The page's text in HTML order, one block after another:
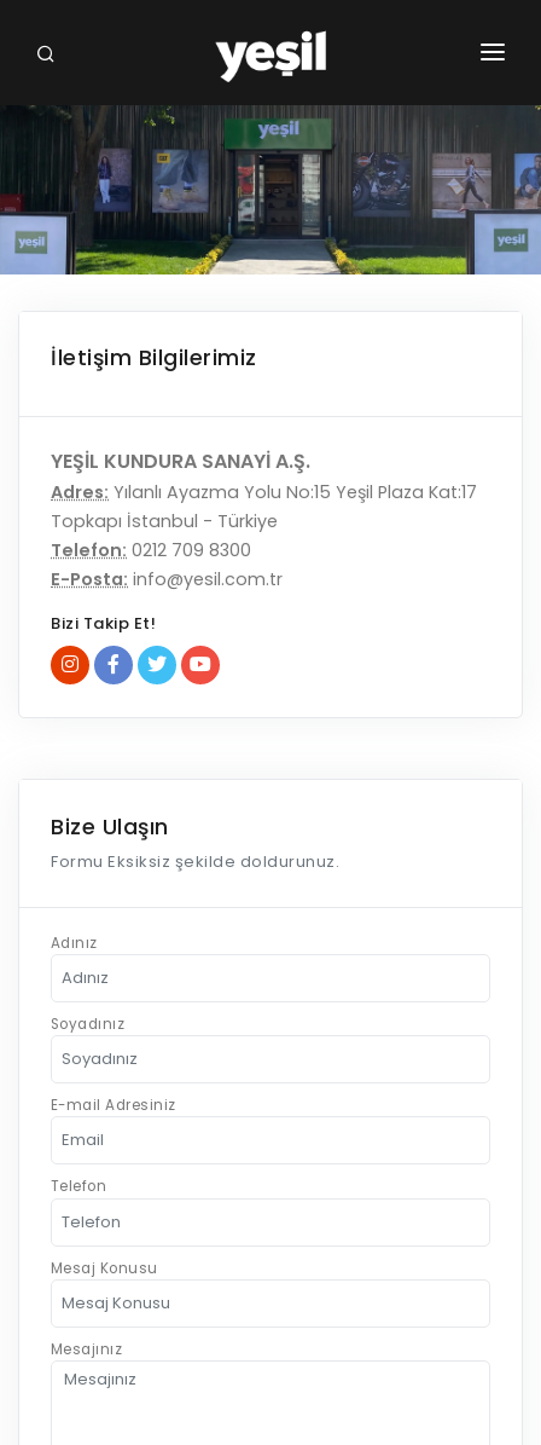
ANASAYFA
KURUMSAL
MARKALAR
MAĞAZALARIMIZ
İletişim Bilgilerimiz
YEŞİL KUNDURA SANAYİ A.Ş.
Adres: Yılanlı Ayazma Yolu No:15 Yeşil Plaza Kat:17
Topkapı İstanbul - Türkiye
Telefon: 0212 709 8300
E-Posta: info@yesil.com.tr
Bizi Takip Et!
Bize Ulaşın
Formu Eksiksiz şekilde doldurunuz.
Adınız
Soyadınız
E-mail Adresiniz
Telefon
Mesaj Konusu
Mesajınız